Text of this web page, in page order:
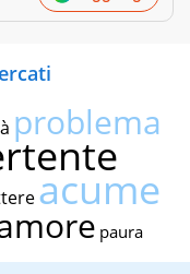
problema
acume
paura